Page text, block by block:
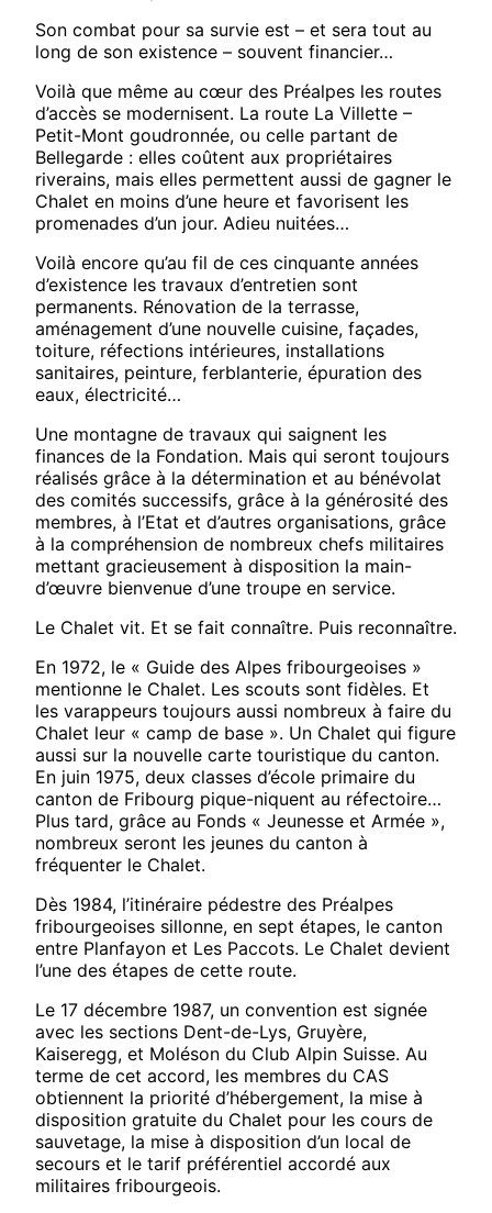
Son combat pour sa survie est – et sera tout au
long de son existence – souvent financier…
Voilà que même au cœur des Préalpes les routes
d’accès se modernisent. La route La Villette –
Petit-Mont goudronnée, ou celle partant de
Bellegarde : elles coûtent aux propriétaires
riverains, mais elles permettent aussi de gagner le
Chalet en moins d’une heure et favorisent les
promenades d’un jour. Adieu nuitées…
Voilà encore qu’au fil de ces cinquante années
d’existence les travaux d’entretien sont
permanents. Rénovation de la terrasse,
aménagement d’une nouvelle cuisine, façades,
toiture, réfections intérieures, installations
sanitaires, peinture, ferblanterie, épuration des
eaux, électricité…
Une montagne de travaux qui saignent les
finances de la Fondation. Mais qui seront toujours
réalisés grâce à la détermination et au bénévolat
des comités successifs, grâce à la générosité des
membres, à l’Etat et d’autres organisations, grâce
à la compréhension de nombreux chefs militaires
mettant gracieusement à disposition la main-
d’œuvre bienvenue d’une troupe en service.
Le Chalet vit. Et se fait connaître. Puis reconnaître.
En 1972, le « Guide des Alpes fribourgeoises »
mentionne le Chalet. Les scouts sont fidèles. Et
les varappeurs toujours aussi nombreux à faire du
Chalet leur « camp de base ». Un Chalet qui figure
aussi sur la nouvelle carte touristique du canton.
En juin 1975, deux classes d’école primaire du
canton de Fribourg pique-niquent au réfectoire…
Plus tard, grâce au Fonds « Jeunesse et Armée »,
nombreux seront les jeunes du canton à
fréquenter le Chalet.
Dès 1984, l’itinéraire pédestre des Préalpes
fribourgeoises sillonne, en sept étapes, le canton
entre Planfayon et Les Paccots. Le Chalet devient
l’une des étapes de cette route.
Le 17 décembre 1987, un convention est signée
avec les sections Dent-de-Lys, Gruyère,
Kaiseregg, et Moléson du Club Alpin Suisse. Au
terme de cet accord, les membres du CAS
obtiennent la priorité d’hébergement, la mise à
disposition gratuite du Chalet pour les cours de
sauvetage, la mise à disposition d’un local de
secours et le tarif préférentiel accordé aux
militaires fribourgeois.